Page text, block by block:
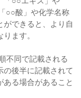
○○酸」や化学名称
ができると、より自
ます。
不同で記載される
の後半に記載されて
ある場合があること